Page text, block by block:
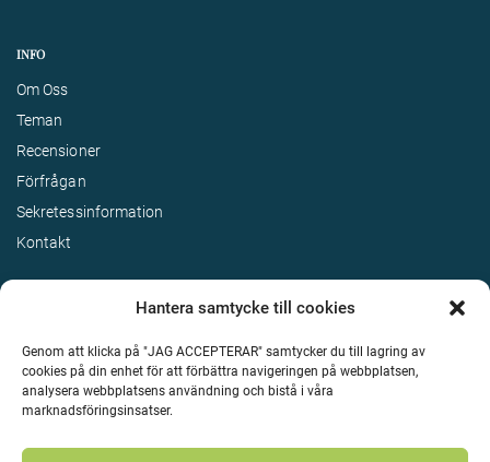
Hantera samtycke till cookies
Genom att klicka på "JAG ACCEPTERAR" samtycker du till lagring av
cookies på din enhet för att förbättra navigeringen på webbplatsen,
analysera webbplatsens användning och bistå i våra
marknadsföringsinsatser.
INFO
Om Oss
Teman
Recensioner
Förfrågan
Sekretessinformation
Kontakt